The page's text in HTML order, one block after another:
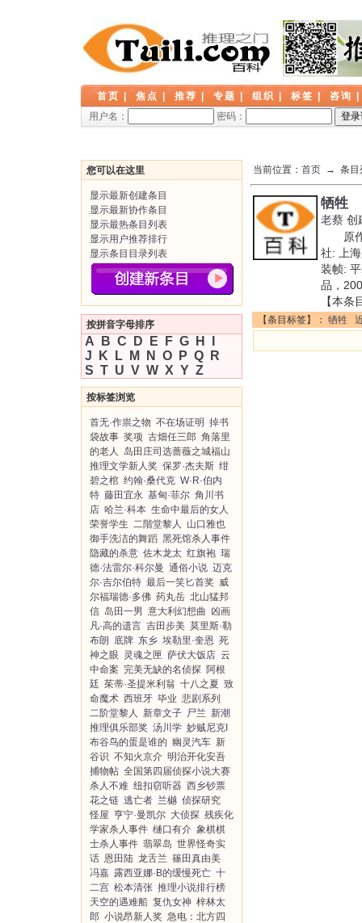
首页 焦点 推荐 专题 组织 标签 咨询
用户名：
密码：
您可以在这里
显示最新创建条目
显示最新协作条目
显示最热条目列表
显示用户推荐排行
显示条目目录列表
按拼音字母排序
A B C D E F G H
J
K L M N O P Q
R
S T U V W X Y Z
按标签浏览
首无·作祟之物 不在场证明 掉书
袋故事 奖项 古畑任三郎 角落里
的老人
岛田庄司选蔷薇之城福山
推理文学新人奖 保罗·杰夫斯 绀
碧之棺 约翰·桑代克 W·R·伯内
特 藤田宜永 基甸·菲尔 角川书
店 哈兰·科本 生命中最后的女人
荣誉学生 二階堂黎人
山口雅也
御手洗洁的舞蹈 黑死馆杀人事件
隐藏的杀意 佐木龙太 红旗袍 瑞
德·法雷尔·科尔曼 通俗小说 迈克
尔·吉尔伯特 最后一笑匕首奖 威
尔福瑞德·多佛 药丸岳 北山猛邦
信 岛田一男 意大利幻想曲 凶画
凡·高的遗言 吉田步美 莫里斯·勒
布朗 底牌 东乡 埃勒里·奎恩 死
神之眼 灵魂之匣 萨伏大饭店 云
中命案 完美无缺的名侦探 阿根
廷 茱蒂·圣提米利翁 十八之夏 致
命魔术 西班牙 毕业 悲剧系列
二阶堂黎人
新章文子 尸兰 新潮
推理俱乐部奖 汤川学 妙贼尼克I
布谷鸟的蛋是谁的 幽灵汽车 新
谷识 不知火京介 明治开化安吾
捕物帖 全国第四届侦探小说大赛
杀人不难 纽扣窃听器 西乡钞票
花之链 逃亡者 兰樾 侦探研究
怪屋 亨宁·曼凯尔 大侦探 残疾化
学家杀人事件 樋口有介 象棋棋
士杀人事件 翡翠岛 世界怪奇实
话 恩田陆 龙舌兰 篠田真由美
冯嘉 露西亚娜·B的缓慢死亡 十
二宫 松本清张 推理小说排行榜
天空的遇难船 复仇女神 梓林太
郎 小说昂新人奖 急电：北方四
当前位置： 首页 → 条目
牺牲
老蔡 创
原作
社: 上
装帧:
品，
【本条
【条目标签】： 牺牲